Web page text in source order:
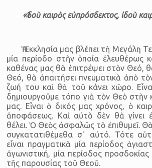
«Ἰδοὺ καιρὸς εὐπρόσδεκτος, ἰδοὺ
Ἡ Ἐκκλησία μας βλέπει τὴ Μεγάλη
μία περίοδο στὴν ὁποία ἐλευθέρως
καθένας μας θὰ ἐπιτρέψει στὸν Θεό,
Θεό, θὰ ἀπαιτήσει πνευματικὰ ἀπὸ
ζωή του καὶ θὰ τοῦ κάνει χῶρο.
δημιουργοῦμε τόπο γιὰ τὸν Θεὸ στὴν
μας. Εἶναι ὁ δικός μας χρόνος, ὁ
ἀποφάσεως. Καὶ αὐτὸ δὲν θὰ γίνει
θέλει. Ὁ Θεὸς ἀσφαλῶς τὸ ἐπιθυμεῖ. Θὰ
συγκατατιθέμεθα σ᾿ αὐτό. Τότε
εἶναι πραγματικὰ μία περίοδος
ἀγωνιστική, μία περίοδος
τῆς παρουσίας τοῦ Θεοῦ.